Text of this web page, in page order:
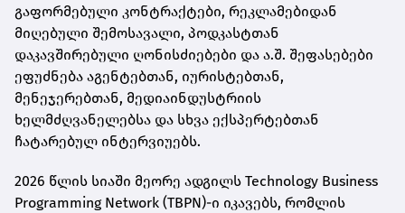
გაფორმებული კონტრაქტები, რეკლამებიდან
მიღებული შემოსავალი, პოდკასტთან
დაკავშირებული ღონისძიებები და ა.შ. შეფასებები
ეფუძნება აგენტებთან, იურისტებთან,
მენეჯერებთან, მედიაინდუსტრიის
ხელმძღვანელებსა და სხვა ექსპერტებთან
ჩატარებულ ინტერვიუებს.
2026 წლის სიაში მეორე ადგილს Technology Business
Programming Network (TBPN)-ი იკავებს, რომლის